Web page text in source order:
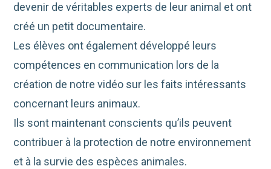
devenir de véritables experts de leur animal et ont
créé un petit documentaire.
Les élèves ont également développé leurs
compétences en communication lors de la
création de notre vidéo sur les faits intéressants
concernant leurs animaux.
Ils sont maintenant conscients qu’ils peuvent
contribuer à la protection de notre environnement
et à la survie des espèces animales.